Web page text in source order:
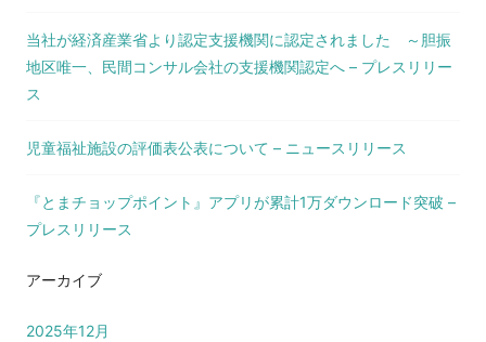
当社が経済産業省より認定支援機関に認定されました ～胆振
地区唯一、民間コンサル会社の支援機関認定へ – プレスリリー
ス
児童福祉施設の評価表公表について – ニュースリリース
『とまチョップポイント』アプリが累計1万ダウンロード突破 –
プレスリリース
アーカイブ
2025年12月